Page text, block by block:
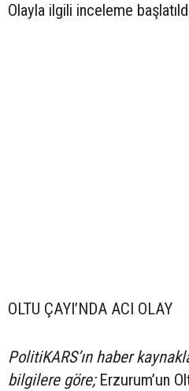
Olayla ilgili inceleme
OLTU ÇAYI’NDA ACI OLAY
PolitiKARS’ın haber
bilgilere göre;Erzurum’un